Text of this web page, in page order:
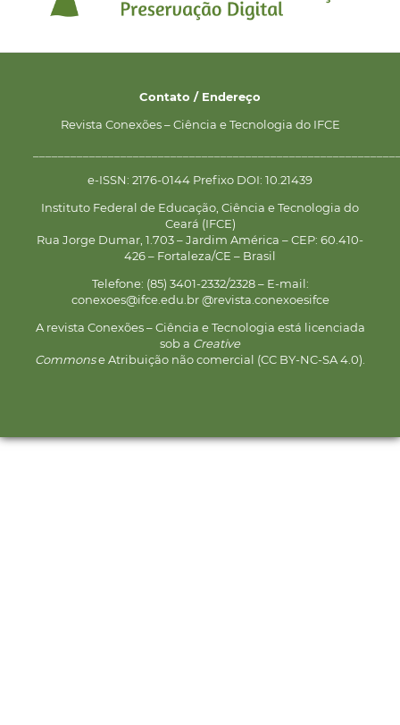
Contato / Endereço
Revista Conexões – Ciência e Tecnologia do IFCE
e-ISSN: 2176-0144 Prefixo DOI: 10.21439
Instituto Federal de Educação, Ciência e Tecnologia do
Ceará (IFCE)
Rua Jorge Dumar, 1.703 – Jardim América – CEP: 60.410-
426 – Fortaleza/CE – Brasil
Telefone: (85) 3401-2332/2328 – E-mail:
conexoes@ifce.edu.br @revista.conexoesifce
A revista Conexões – Ciência e Tecnologia está licenciada
sob a Creative
Commonse Atribuição não comercial (CC BY-NC-SA 4.0).